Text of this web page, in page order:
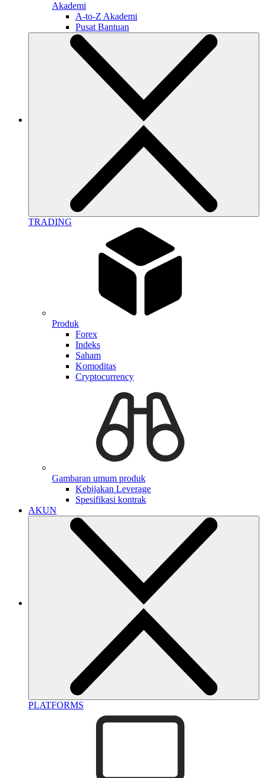
Akademi
A-to-Z Akademi
Pusat Bantuan
TRADING
Produk
Forex
Indeks
Saham
Komoditas
Cryptocurrency
Gambaran umum produk
Kebijakan Leverage
Spesifikasi kontrak
AKUN
PLATFORMS